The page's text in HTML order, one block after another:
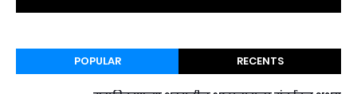
POPULAR RECENTS